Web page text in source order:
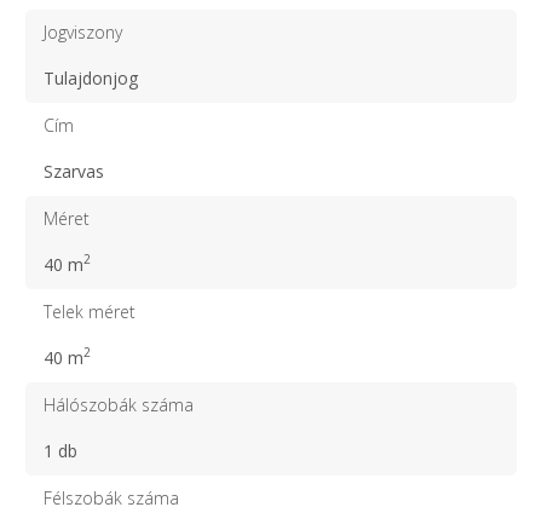
Jogviszony
Tulajdonjog
Cím
Szarvas
Méret
40 m2
Telek méret
40 m2
Hálószobák száma
1 db
Félszobák száma